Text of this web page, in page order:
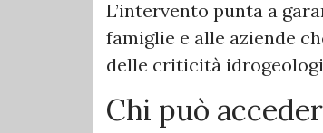
L’intervento punta a
famiglie e alle aziende
delle criticità
Chi può